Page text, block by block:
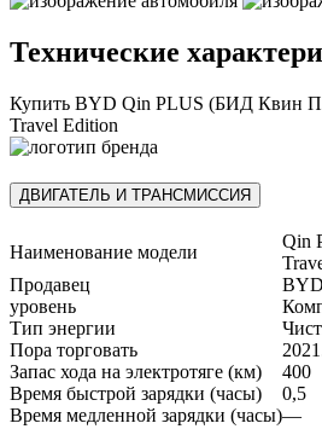
Технические
Купить BYD Qin PLUS (БИД Квин
Travel Edition
ДВИГАТЕЛЬ И ТРАНСМИССИЯ
Наименование модели
Qin
Продавец
BYD
уровень
Тип энергии
Пора торговать
Запас хода на электротяге (км)
400
Время быстрой зарядки (часы)
0,5
Время медленной зарядки (часы)—